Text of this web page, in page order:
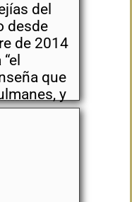
del
desde
de 2014
que
y